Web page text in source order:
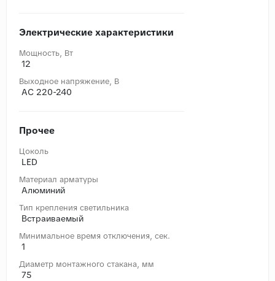
Электрические характеристики
Мощность, Вт
12
Выходное напряжение, В
AC 220-240
Прочее
Цоколь
LED
Материал арматуры
Алюминий
Тип крепления светильника
Встраиваемый
Минимальное время отключения, сек.
1
Диаметр монтажного стакана, мм
75